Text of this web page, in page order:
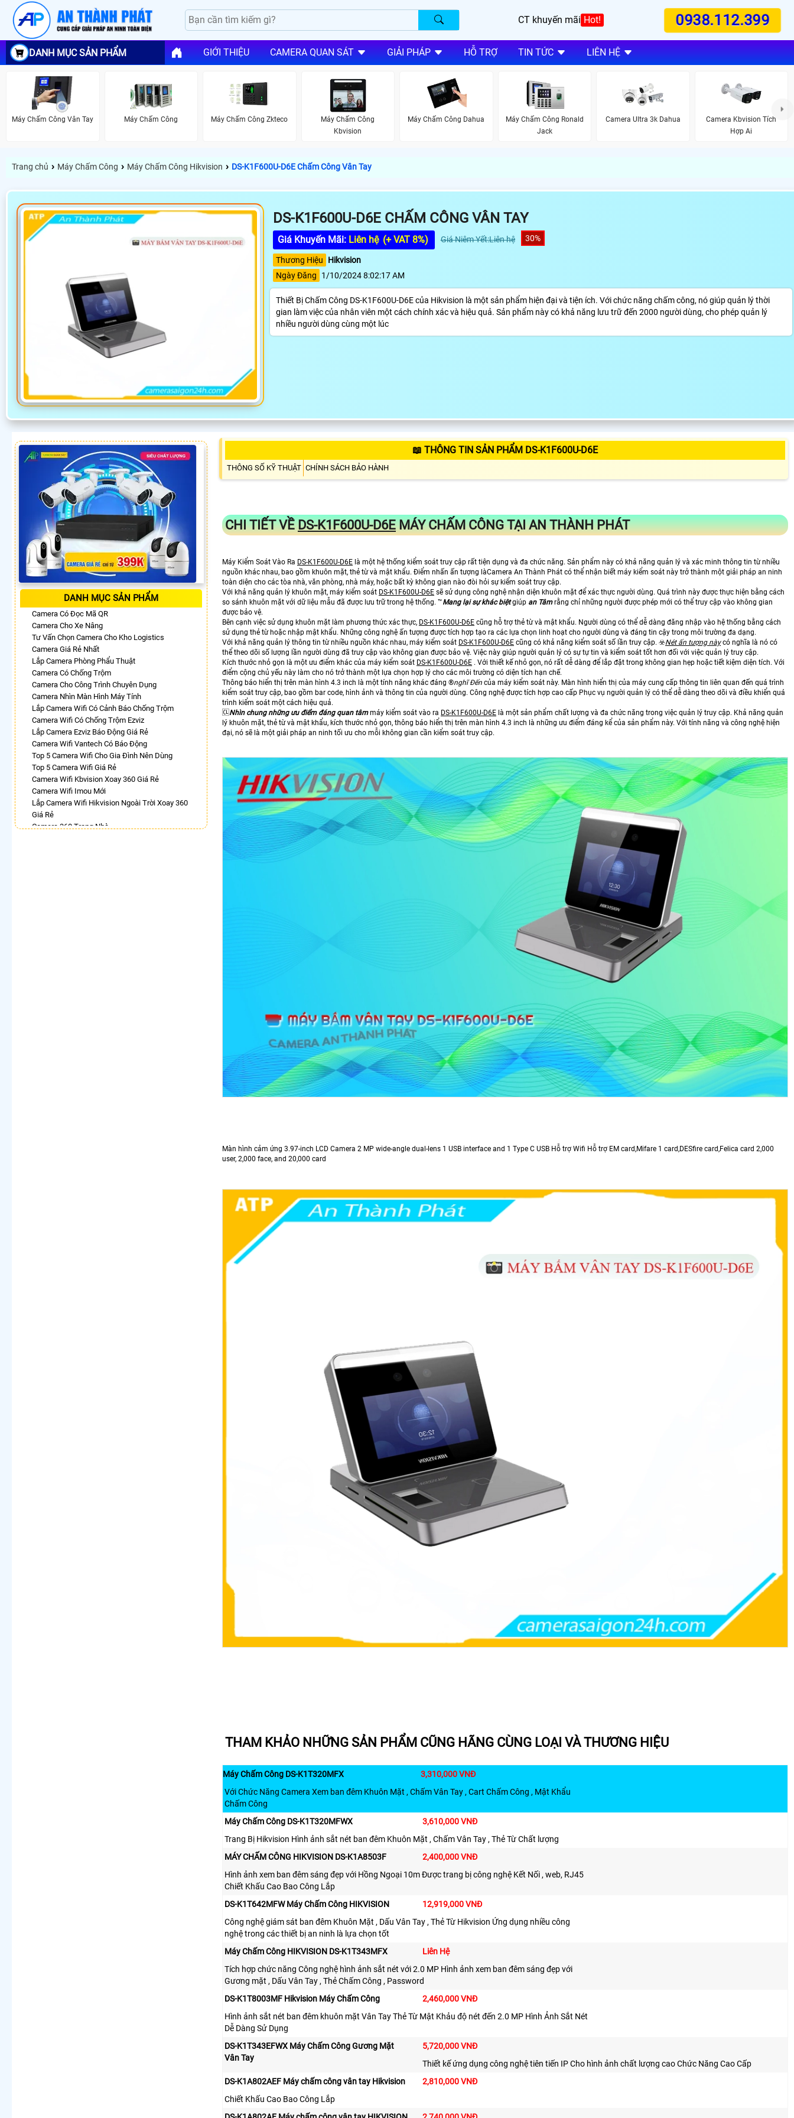
CT khuyến mãi Hot! 0938.112.399
DANH MỤC SẢN PHẨM GIỚI THIỆU CAMERA QUAN SÁT GIẢI PHÁP HỖ TRỢ TIN TỨC LIÊN HỆ
Máy Chấm Công Vân Tay Máy Chấm Công Máy Chấm Công Zkteco
Máy Chấm Công
Kbvision
Máy Chấm Công Dahua
Máy Chấm Công Ronald
Jack
Camera Ultra 3k Dahua
Camera Kbvision Tích
Hợp Ai
Trang chủ › Máy Chấm Công › Máy Chấm Công Hikvision › DS-K1F600U-D6E Chấm Công Vân Tay
DS-K1F600U-D6E CHẤM CÔNG VÂN TAY
Giá Khuyến Mãi: Liên hệ (+ VAT 8%) Giá Niêm Yết:Liên hệ 30%
Thương Hiệu
Hikvision
Ngày Đăng
1/10/2024 8:02:17 AM
Thiết Bị Chấm Công DS-K1F600U-D6E của Hikvision là một sản phẩm hiện đại và tiện ích. Với chức năng chấm công, nó giúp quản lý thời
gian làm việc của nhân viên một cách chính xác và hiệu quả. Sản phẩm này có khả năng lưu trữ đến 2000 người dùng, cho phép quản lý
nhiều người dùng cùng một lúc
DANH MỤC SẢN PHẨM
Camera Có Đọc Mã QR
Camera Cho Xe Nâng
Tư Vấn Chọn Camera Cho Kho Logistics
Camera Giá Rẻ Nhất
Lắp Camera Phòng Phẩu Thuật
Camera Có Chống Trộm
Camera Cho Công Trình Chuyên Dụng
Camera Nhìn Màn Hình Máy Tính
Lắp Camera Wifi Có Cảnh Báo Chống Trộm
Camera Wifi Có Chống Trộm Ezviz
Lắp Camera Ezviz Báo Động Giá Rẻ
Camera Wifi Vantech Có Báo Động
Top 5 Camera Wifi Cho Gia Đình Nên Dùng
Top 5 Camera Wifi Giá Rẻ
Camera Wifi Kbvision Xoay 360 Giá Rẻ
Camera Wifi Imou Mới
Lắp Camera Wifi Hikvision Ngoài Trời Xoay 360
Giá Rẻ
Camera 360 Trong Nhà
📖 THÔNG TIN SẢN PHẨM DS-K1F600U-D6E
THÔNG SỐ KỸ THUẬT CHÍNH SÁCH BẢO HÀNH
CHI TIẾT VỀDS-K1F600U-D6EMÁY CHẤM CÔNG TẠI AN THÀNH PHÁT
Máy Kiểm Soát Vào Ra DS-K1F600U-D6E là một hệ thống kiểm soát truy cập rất tiện dụng và đa chức năng. Sản phẩm này có khả năng quản lý và xác minh thông tin từ nhiều
nguồn khác nhau, bao gồm khuôn mặt, thẻ từ và mật khẩu. Điểm nhấn ấn tượng làCamera An Thành Phát có thể nhận biết máy kiểm soát này trở thành một giải pháp an ninh
toàn diện cho các tòa nhà, văn phòng, nhà máy, hoặc bất kỳ không gian nào đòi hỏi sự kiểm soát truy cập.
Với khả năng quản lý khuôn mặt, máy kiểm soát DS-K1F600U-D6E sẽ sử dụng công nghệ nhận diện khuôn mặt để xác thực người dùng. Quá trình này được thực hiện bằng cách
so sánh khuôn mặt với dữ liệu mẫu đã được lưu trữ trong hệ thống. ™️Mang lại sự khác biệtgiúp an Tâmrằng chỉ những người được phép mới có thể truy cập vào không gian
được bảo vệ.
Bên cạnh việc sử dụng khuôn mặt làm phương thức xác thực, DS-K1F600U-D6E cũng hỗ trợ thẻ từ và mật khẩu. Người dùng có thể dễ dàng đăng nhập vào hệ thống bằng cách
sử dụng thẻ từ hoặc nhập mật khẩu. Những công nghệ ấn tượng được tích hợp tạo ra các lựa chọn linh hoạt cho người dùng và đáng tin cậy trong môi trường đa dạng.
Với khả năng quản lý thông tin từ nhiều nguồn khác nhau, máy kiểm soát DS-K1F600U-D6E cũng có khả năng kiểm soát số lần truy cập. ☣️Nét ấn tượng nàycó nghĩa là nó có
thể theo dõi số lượng lần người dùng đã truy cập vào không gian được bảo vệ. Việc này giúp người quản lý có sự tự tin và kiểm soát tốt hơn đối với việc quản lý truy cập.
Kích thước nhỏ gọn là một ưu điểm khác của máy kiểm soát DS-K1F600U-D6E . Với thiết kế nhỏ gọn, nó rất dễ dàng để lắp đặt trong không gian hẹp hoặc tiết kiệm diện tích. Với
điểm cộng chủ yếu này làm cho nó trở thành một lựa chọn hợp lý cho các môi trường có diện tích hạn chế.
Thông báo hiển thị trên màn hình 4.3 inch là một tính năng khác đáng ®️nghĩ Đến của máy kiểm soát này. Màn hình hiển thị của máy cung cấp thông tin liên quan đến quá trình
kiểm soát truy cập, bao gồm bar code, hình ảnh và thông tin của người dùng. Công nghệ được tích hợp cao cấp Phục vụ người quản lý có thể dễ dàng theo dõi và điều khiển quá
trình kiểm soát một cách hiệu quả.
🆑Nhìn chung những ưu điểm đáng quan tâmmáy kiểm soát vào ra DS-K1F600U-D6E là một sản phẩm chất lượng và đa chức năng trong việc quản lý truy cập. Khả năng quản
lý khuôn mặt, thẻ từ và mật khẩu, kích thước nhỏ gọn, thông báo hiển thị trên màn hình 4.3 inch là những ưu điểm đáng kể của sản phẩm này. Với tính năng và công nghệ hiện
đại, nó sẽ là một giải pháp an ninh tối ưu cho mỗi không gian cần kiểm soát truy cập.
Màn hình cảm ứng 3.97-inch LCD Camera 2 MP wide-angle dual-lens 1 USB interface and 1 Type C USB Hỗ trợ Wifi Hỗ trợ EM card,Mifare 1 card,DESfire card,Felica card 2,000
user, 2,000 face, and 20,000 card
THAM KHẢO NHỮNG SẢN PHẨM CŨNG HÃNG CÙNG LOẠI VÀ THƯƠNG HIỆU
Máy Chấm Công DS-K1T320MFX
3,310,000 VNĐ
Với Chức Năng Camera Xem ban đêm Khuôn Mặt , Chấm Vân Tay , Cart Chấm Công , Mật Khẩu
Chấm Công
Máy Chấm Công DS-K1T320MFWX
3,610,000 VNĐ
Trang Bị Hikvision Hình ảnh sắt nét ban đêm Khuôn Mặt , Chấm Vân Tay , Thẻ Từ Chất lượng
MÁY CHẤM CÔNG HIKVISION DS-K1A8503F
2,400,000 VNĐ
Hình ảnh xem ban đêm sáng đẹp với Hồng Ngoại 10m Được trang bị công nghệ Kết Nối , web, RJ45
Chiết Khấu Cao Bao Công Lắp
DS-K1T642MFW Máy Chấm Công HIKVISION
12,919,000 VNĐ
Công nghệ giám sát ban đêm Khuôn Mặt , Dấu Vân Tay , Thẻ Từ Hikvision Ứng dụng nhiều công
nghệ trong các thiết bị an ninh là lựa chọn tốt
Máy Chấm Công HIKVISION DS-K1T343MFX
Liên Hệ
Tích hợp chức năng Công nghệ hình ảnh sắt nét với 2.0 MP Hình ảnh xem ban đêm sáng đẹp với
Gương mặt , Dấu Vân Tay , Thẻ Chấm Công , Password
DS-K1T8003MF Hikvision Máy Chấm Công
2,460,000 VNĐ
Hình ảnh sắt nét ban đêm khuôn mặt Vân Tay Thẻ Từ Mật Khảu độ nét đến 2.0 MP Hình Ảnh Sắt Nét
Dễ Dàng Sử Dụng
DS-K1T343EFWX Máy Chấm Công Gương Mặt
Vân Tay
5,720,000 VNĐ
Thiết kế ứng dụng công nghệ tiên tiến IP Cho hình ảnh chất lượng cao Chức Năng Cao Cấp
DS-K1A802AEF Máy chấm công vân tay Hikvision
2,810,000 VNĐ
Chiết Khấu Cao Bao Công Lắp